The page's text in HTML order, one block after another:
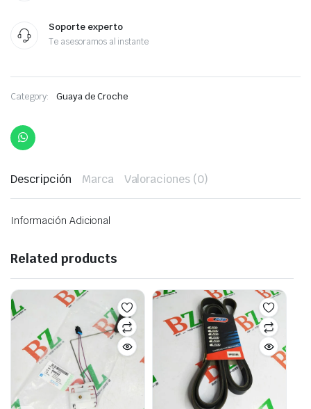
Soporte experto
Te asesoramos al instante
Category: Guaya de Croche
Descripción Marca Valoraciones (0)
Información Adicional
Related products